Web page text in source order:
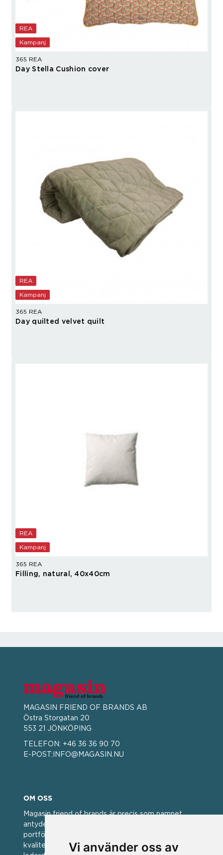
Vi använder oss av
REA
Kampanj
365 REA
Day Stella Cushion cover
REA
Kampanj
365 REA
Day quilted velvet quilt
REA
Kampanj
365 REA
Filling, natural, 40x40cm
MAGASIN FRIEND OF BRANDS AB
Östra Storgatan 20
553 21 JÖNKÖPING
TELEFON: +46 36 36 90 70
E-POST: INFO@MAGASIN.NU
OM OSS
Magasin friend of brands är precis som namnet
antyder; en vän av varumärken. Vi har idag en stor
portfölj med välkända varumärken med hög
kvalitet. För oss har kvalitet alltid varit ett av